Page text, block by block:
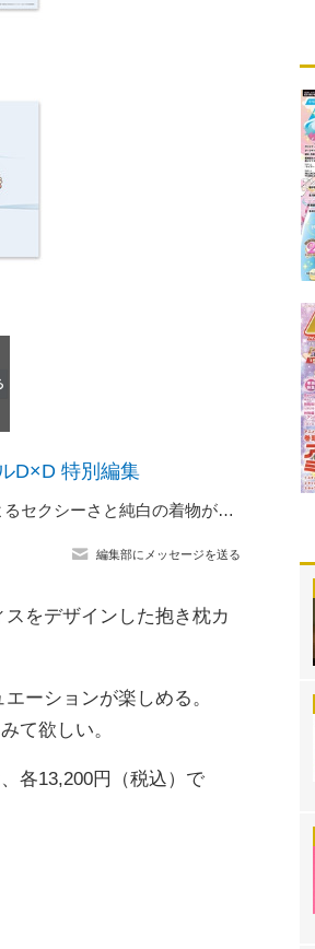
D×D 特別編集
大胆な肌露出によるセクシーさと純白の着物が魅せる純粋さが共存！「ハイスクールD×D HERO」リアス・グレモリーが白無垢ビキニ衣装でフィギュア化
編集部にメッセージを送る
をデザインした抱き枕カ
ーションが楽しめる。
て欲しい。
各13,200円（税込）で